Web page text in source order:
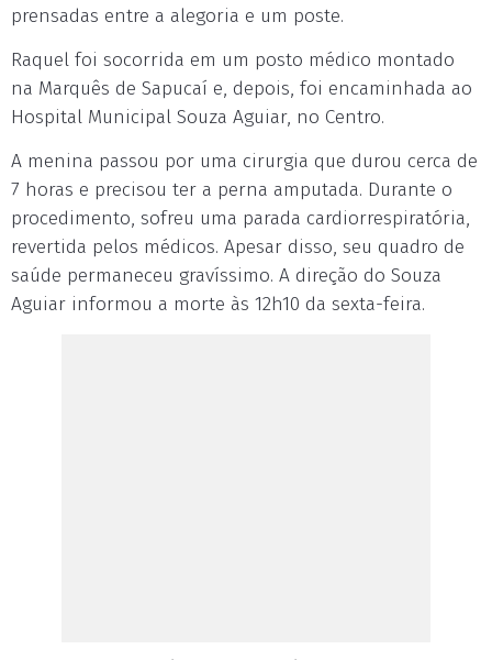
prensadas entre a alegoria e um poste.
Raquel foi socorrida em um posto médico montado
na Marquês de Sapucaí e, depois, foi encaminhada ao
Hospital Municipal Souza Aguiar, no Centro.
A menina passou por uma cirurgia que durou cerca de
7 horas e precisou ter a perna amputada. Durante o
procedimento, sofreu uma parada cardiorrespiratória,
revertida pelos médicos. Apesar disso, seu quadro de
saúde permaneceu gravíssimo. A direção do Souza
Aguiar informou a morte às 12h10 da sexta-feira.